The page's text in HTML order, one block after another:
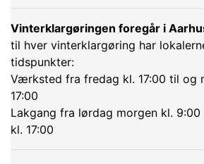
Vinterklargøringen foregår i
til hver vinterklargøring har
tidspunkter:
Værksted fra fredag kl. 17:00 til og
17:00
Lakgang fra lørdag morgen kl.
kl. 17:00